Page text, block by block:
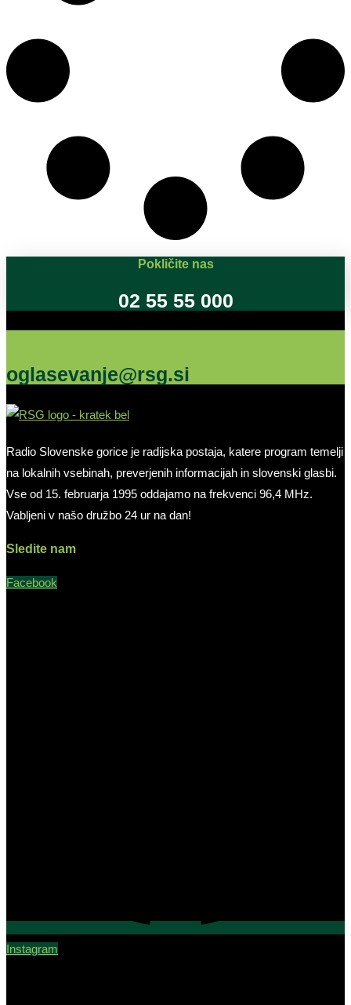
Pokličite nas
02 55 55 000
oglasevanje@rsg.si
Radio Slovenske gorice je radijska postaja, katere program temelji
na lokalnih vsebinah, preverjenih informacijah in slovenski glasbi.
Vse od 15. februarja 1995 oddajamo na frekvenci 96,4 MHz.
Vabljeni v našo družbo 24 ur na dan!
Sledite nam
Facebook
Instagram